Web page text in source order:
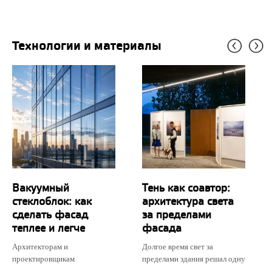
Технологии и материалы
Вакуумный
стеклоблок: как
сделать фасад
теплее и легче
Архитекторам и
проектировщикам
Тень как соавтор:
архитектура света
за пределами
фасада
Долгое время свет за
пределами здания решал одну